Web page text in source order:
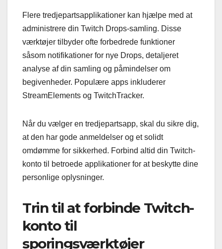
Flere tredjepartsapplikationer kan hjælpe med at
administrere din Twitch Drops-samling. Disse
værktøjer tilbyder ofte forbedrede funktioner
såsom notifikationer for nye Drops, detaljeret
analyse af din samling og påmindelser om
begivenheder. Populære apps inkluderer
StreamElements og TwitchTracker.
Når du vælger en tredjepartsapp, skal du sikre dig,
at den har gode anmeldelser og et solidt
omdømme for sikkerhed. Forbind altid din Twitch-
konto til betroede applikationer for at beskytte dine
personlige oplysninger.
Trin til at forbinde Twitch-
konto til
sporingsværktøjer